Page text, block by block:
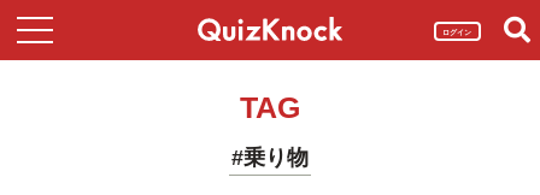
ログイン
TAG
#乗り物